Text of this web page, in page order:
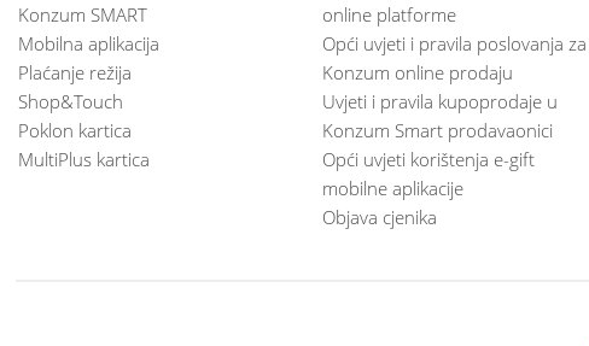
Konzum SMART
Mobilna aplikacija
Plaćanje režija
Shop&Touch
Poklon kartica
MultiPlus kartica
online platforme
Opći uvjeti i pravila poslovanja za
Konzum online prodaju
Uvjeti i pravila kupoprodaje u
Konzum Smart prodavaonici
Opći uvjeti korištenja e-gift
mobilne aplikacije
Objava cjenika